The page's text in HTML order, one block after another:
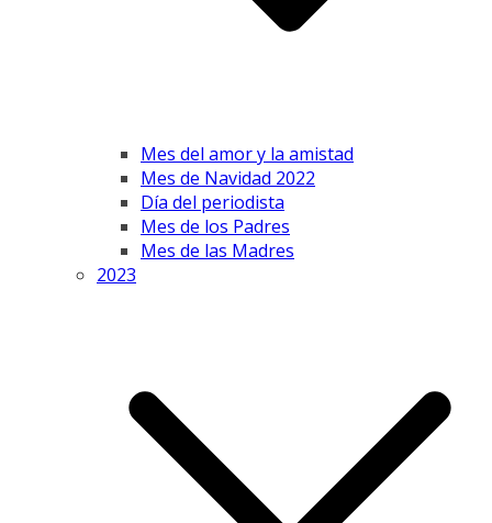
Mes del amor y la amistad
Mes de Navidad 2022
Día del periodista
Mes de los Padres
Mes de las Madres
2023